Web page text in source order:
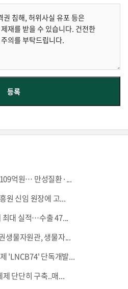
억원… 만성질환·...
원 신임 원장에 고...
최대 실적…수출 47...
생물자원관, 생물자...
'LNCB74' 단독개발...
단단히 구축..매...